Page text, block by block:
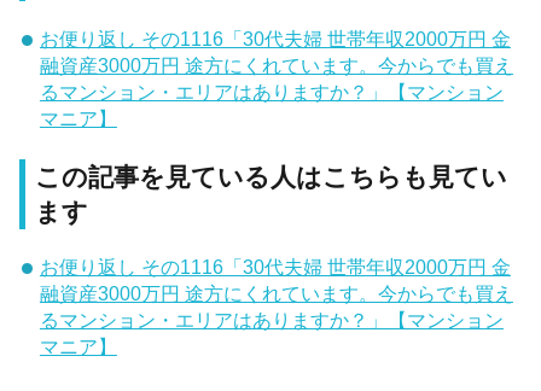
お便り返し その1116「30代夫婦 世帯年収2000万円 金
融資産3000万円 途方にくれています。今からでも買え
るマンション・エリアはありますか？」【マンション
マニア】
この記事を見ている人はこちらも見てい
ます
お便り返し その1116「30代夫婦 世帯年収2000万円 金
融資産3000万円 途方にくれています。今からでも買え
るマンション・エリアはありますか？」【マンション
マニア】